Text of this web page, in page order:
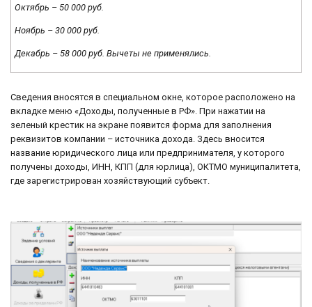
Октябрь – 50 000 руб.
Ноябрь – 30 000 руб.
Декабрь – 58 000 руб. Вычеты не применялись.
Сведения вносятся в специальном окне, которое расположено на
вкладке меню «Доходы, полученные в РФ». При нажатии на
зеленый крестик на экране появится форма для заполнения
реквизитов компании – источника дохода. Здесь вносится
название юридического лица или предпринимателя, у которого
получены доходы, ИНН, КПП (для юрлица), ОКТМО муниципалитета,
где зарегистрирован хозяйствующий субъект.